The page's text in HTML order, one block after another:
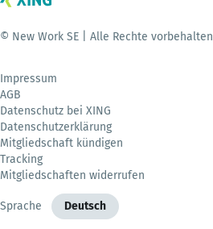
© New Work SE | Alle Rechte vorbehalten
Impressum
AGB
Datenschutz bei XING
Datenschutzerklärung
Mitgliedschaft kündigen
Tracking
Mitgliedschaften widerrufen
Sprache Deutsch